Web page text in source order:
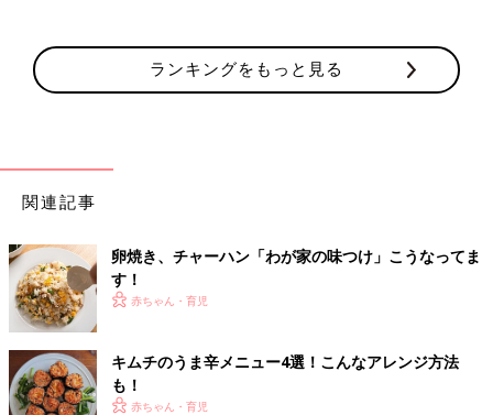
ランキングをもっと見る
関連記事
卵焼き、チャーハン「わが家の味つけ」こうなってま
す！
赤ちゃん・育児
キムチのうま辛メニュー4選！こんなアレンジ方法
も！
赤ちゃん・育児